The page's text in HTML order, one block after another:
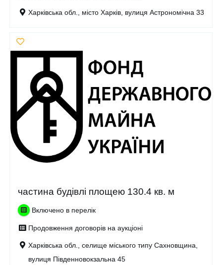
Харківська обл., місто Харків, вулиця Астрономічна 33
частина будівлі площею 130.4 кв. м
Включено в перелік
Продовження договорів на аукціоні
Харківська обл., селище міського типу Сахновщина,
вулиця Південновокзальна 45